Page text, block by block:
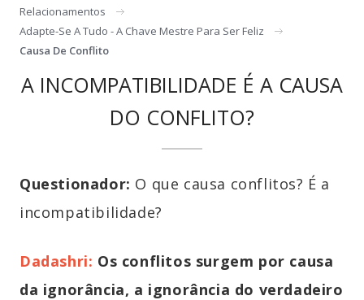
Relacionamentos
Adapte-Se A Tudo - A Chave Mestre Para Ser Feliz
Causa De Conflito
A INCOMPATIBILIDADE É A CAUSA
DO CONFLITO?
Questionador: O que causa conflitos? É a
incompatibilidade?
Dadashri: Os conflitos surgem por causa
da ignorância, a ignorância do verdadeiro